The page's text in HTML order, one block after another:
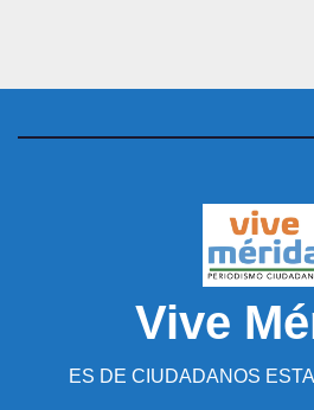
Vive
ES DE CIUDADANOS